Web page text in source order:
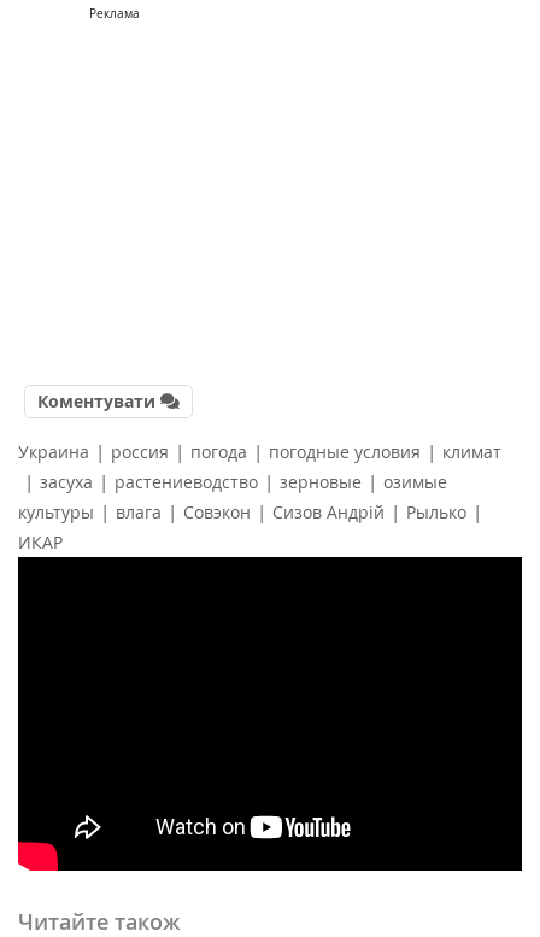
Реклама
Коментувати
Украина | россия | погода | погодные условия | климат
| засуха | растениеводство | зерновые | озимые
культуры | влага | Совэкон | Сизов Андрій | Рылько |
ИКАР
Читайте також